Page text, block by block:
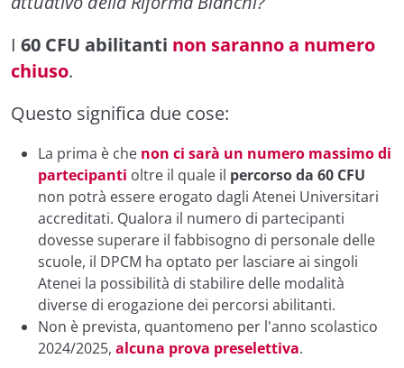
I 60 CFU abilitanti non saranno a numero
chiuso.
Questo significa due cose:
La prima è che non ci sarà un numero massimo di
partecipanti oltre il quale il percorso da 60 CFU
non potrà essere erogato dagli Atenei Universitari
accreditati. Qualora il numero di partecipanti
dovesse superare il fabbisogno di personale delle
scuole, il DPCM ha optato per lasciare ai singoli
Atenei la possibilità di stabilire delle modalità
diverse di erogazione dei percorsi abilitanti.
Non è prevista, quantomeno per l'anno scolastico
2024/2025, alcuna prova preselettiva.